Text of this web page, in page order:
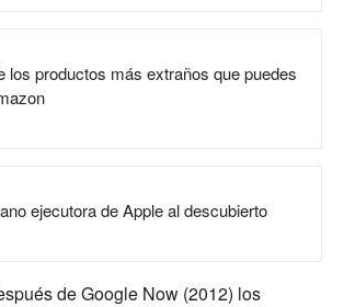
los productos más extraños que puedes
ejecutora de Apple al descubierto
de Google Now (2012) los